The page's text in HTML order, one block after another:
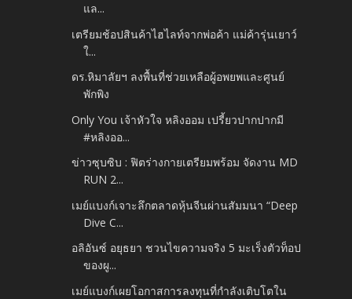
แล...
เตรียมช้อปสินค้าไฮไลท์จากพ่อค้า แม่ค้ารุ่นเยาว์
ใ...
ดร.หิมาลัยฯ ลงพื้นที่ช่วยเหลือผู้อพยพและศูนย์
พักพิง
Only You เจ้าหัวใจ หลิงออม เปรี้ยวปากปากมี
#หลิงออ...
ข่าวซุบซิบ : ฟิตร่างกายเตรียมพร้อม จัดงาน MD
RUN 2...
เมย์แบงก์เจาะลึกตลาดหุ้นจีนผ่านสัมมนา “Deep
Dive C...
อลิอันซ์ อยุธยา ชวนไขความจริง 5 มะเร็งตัวท็อป
ของผู...
เมย์แบงก์เผยโอกาสการลงทุนที่กำลังเติบโตใน